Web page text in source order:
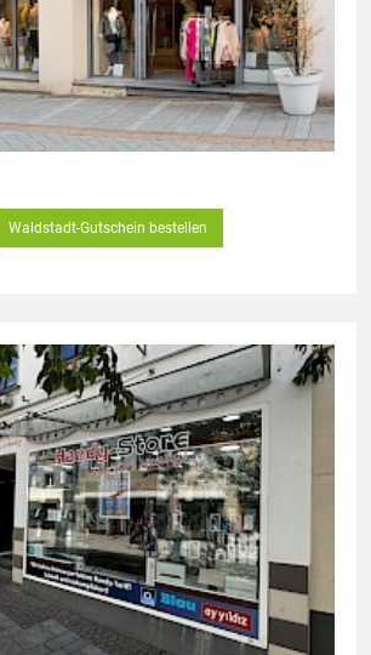
Waldstadt-Gutschein bestellen